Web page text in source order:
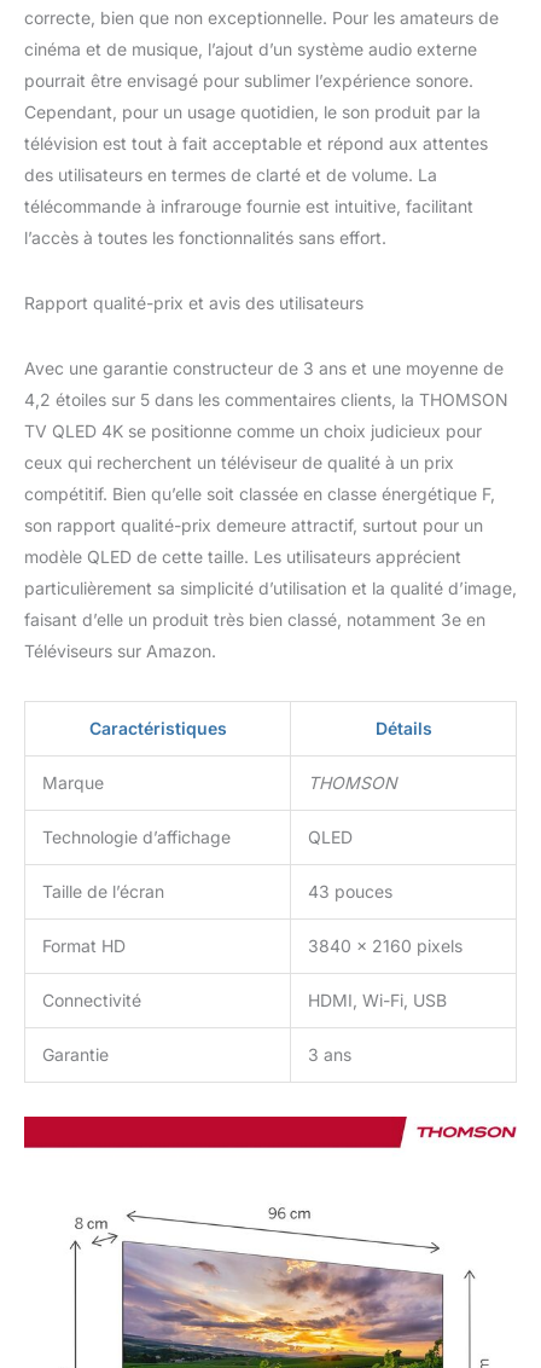
correcte, bien que non exceptionnelle. Pour les amateurs de
cinéma et de musique, l’ajout d’un système audio externe
pourrait être envisagé pour sublimer l’expérience sonore.
Cependant, pour un usage quotidien, le son produit par la
télévision est tout à fait acceptable et répond aux attentes
des utilisateurs en termes de clarté et de volume. La
télécommande à infrarouge fournie est intuitive, facilitant
l’accès à toutes les fonctionnalités sans effort.
Rapport qualité-prix et avis des utilisateurs
Avec une garantie constructeur de 3 ans et une moyenne de
4,2 étoiles sur 5 dans les commentaires clients, la THOMSON
TV QLED 4K se positionne comme un choix judicieux pour
ceux qui recherchent un téléviseur de qualité à un prix
compétitif. Bien qu’elle soit classée en classe énergétique F,
son rapport qualité-prix demeure attractif, surtout pour un
modèle QLED de cette taille. Les utilisateurs apprécient
particulièrement sa simplicité d’utilisation et la qualité d’image,
faisant d’elle un produit très bien classé, notamment 3e en
Téléviseurs sur Amazon.
Caractéristiques Détails
Marque THOMSON
Technologie d’affichage QLED
Taille de l’écran 43 pouces
Format HD 3840 x 2160 pixels
Connectivité HDMI, Wi-Fi, USB
Garantie 3 ans